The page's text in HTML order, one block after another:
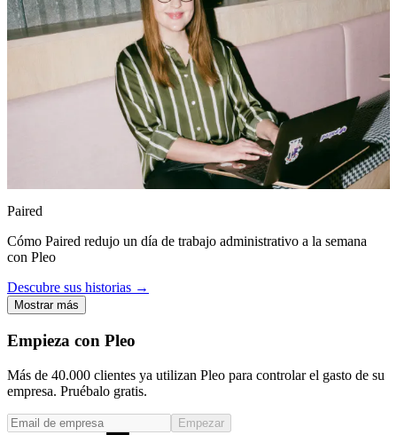
Paired
Cómo Paired redujo un día de trabajo administrativo a la semana
con Pleo
Descubre sus historias →
Mostrar más
Empieza con Pleo
Más de 40.000 clientes ya utilizan Pleo para controlar el gasto de su
empresa. Pruébalo gratis.
Empezar